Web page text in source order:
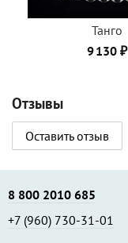
Танго
9 130 ₽
Отзывы
Оставить отзыв
8 800 2010 685
+7 (960) 730-31-01